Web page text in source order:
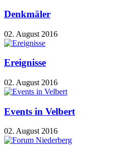
Denkmäler
02. August 2016
Ereignisse
02. August 2016
Events in Velbert
02. August 2016